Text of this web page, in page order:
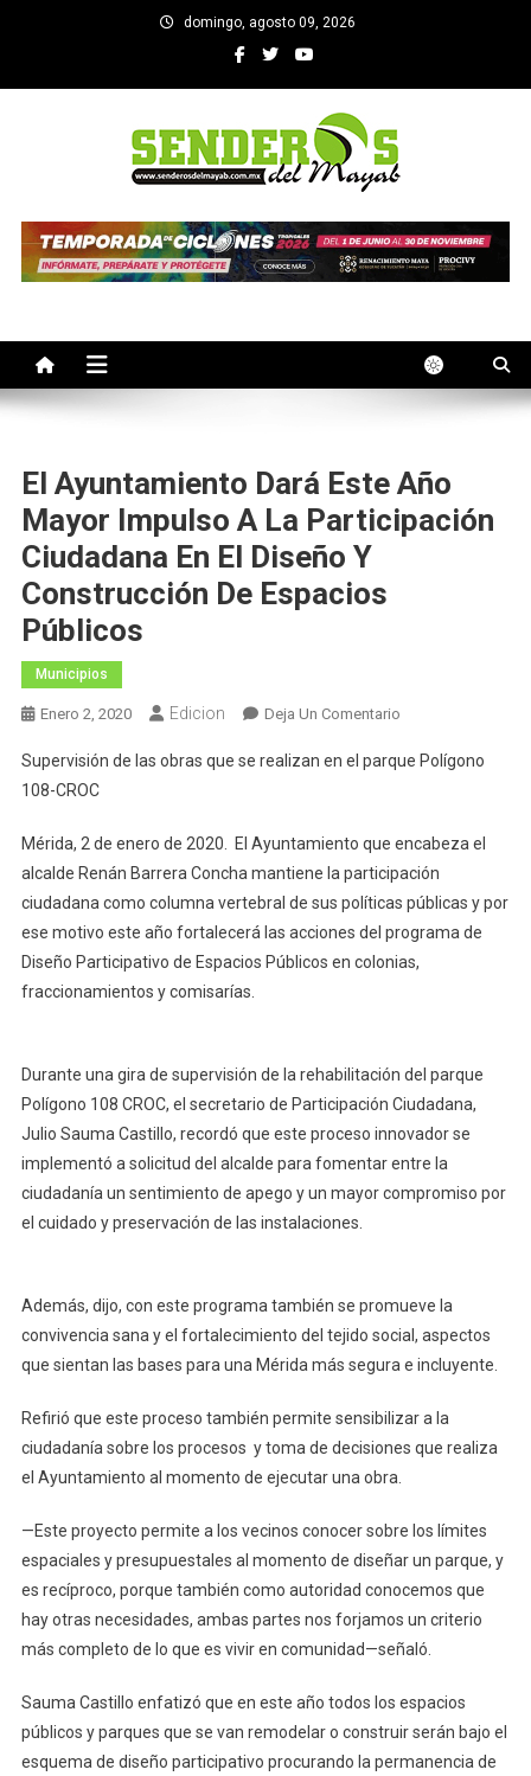
domingo, agosto 09, 2026
SENDEROS DEL MAYAB
El Ayuntamiento Dará Este Año
Mayor Impulso A La Participación
Ciudadana En El Diseño Y
Construcción De Espacios
Públicos
Municipios
Enero 2, 2020 Edicion Deja Un ComentarioEn
Ayuntamiento
Año
Mayor
Impulso
A
La
El
Diseño
Espacios
Supervisión de las obras que se realizan en el parque Polígono
108-CROC
Mérida, 2 de enero de 2020. El Ayuntamiento que encabeza el
alcalde Renán Barrera Concha mantiene la participación
ciudadana como columna vertebral de sus políticas públicas y por
ese motivo este año fortalecerá las acciones del programa de
Diseño Participativo de Espacios Públicos en colonias,
fraccionamientos y comisarías.
Durante una gira de supervisión de la rehabilitación del parque
Polígono 108 CROC, el secretario de Participación Ciudadana,
Julio Sauma Castillo, recordó que este proceso innovador se
implementó a solicitud del alcalde para fomentar entre la
ciudadanía un sentimiento de apego y un mayor compromiso por
el cuidado y preservación de las instalaciones.
Además, dijo, con este programa también se promueve la
convivencia sana y el fortalecimiento del tejido social, aspectos
que sientan las bases para una Mérida más segura e incluyente.
Refirió que este proceso también permite sensibilizar a la
ciudadanía sobre los procesos y toma de decisiones que realiza
el Ayuntamiento al momento de ejecutar una obra.
—Este proyecto permite a los vecinos conocer sobre los límites
espaciales y presupuestales al momento de diseñar un parque, y
es recíproco, porque también como autoridad conocemos que
hay otras necesidades, ambas partes nos forjamos un criterio
más completo de lo que es vivir en comunidad—señaló.
Sauma Castillo enfatizó que en este año todos los espacios
públicos y parques que se van remodelar o construir serán bajo el
esquema de diseño participativo procurando la permanencia de